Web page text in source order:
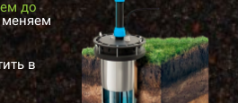
до
меняем
в